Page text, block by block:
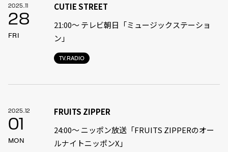
2025.11
28
FRI
TV.RADIO
CUTIE STREET
21:00〜 テレビ朝日「ミュージックステーショ
ン」
2025.12
01
MON
FRUITS ZIPPER
24:00〜 ニッポン放送「FRUITS ZIPPERのオー
ルナイトニッポンX」